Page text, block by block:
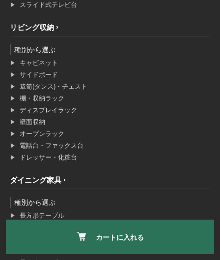
カートに入れる
スライド式テレビ台
リビング収納
種別から選ぶ
キャビネット
サイドボード
箪笥(タンス)・チェスト
棚・収納ラック
ディスプレイラック
壁面収納
オープンラック
電話台・ファックス台
ドレッサー・化粧台
ダイニング家具
種別から選ぶ
長方形テーブル